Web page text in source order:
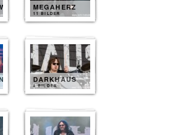
MEGAHERZ
11 BILDER
DARKHAUS
8 BILDER